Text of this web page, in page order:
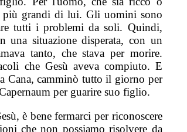
più grandi di lui. Gli uomini sono
tutti i problemi da soli. Quindi,
una situazione disperata, con un
tanto, che stava per morire.
che Gesù aveva compiuto. E
Cana, camminò tutto il giorno per
per guarire suo figlio.
è bene fermarci per riconoscere
che non possiamo risolvere da